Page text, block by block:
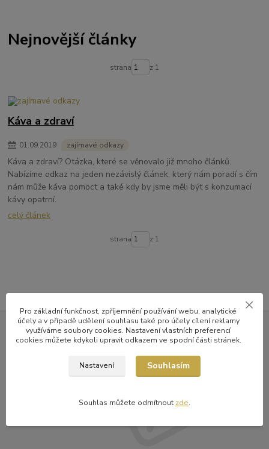
Nejnovější články
strana z 1
Káva a zdraví
01.09.2019 zajímavé odkazy
Káva a zdraví? Otázka, které se věnovalo již mnoho článků.
Nabízíme odkaz na jeden nezávislý článek, který nám poradí s čím
nám může káva pomoct a také kdy by jsme měli být s konzumací
kávy opatrní.
celý článek
strana z 1
Nepropásněte novinky v nabídce
a zajímavosti
Pro základní funkčnost, zpříjemnění používání webu, analytické
účely a v případě udělení souhlasu také pro účely cílení reklamy
využíváme soubory cookies. Nastavení vlastních preferencí
cookies můžete kdykoli upravit odkazem ve spodní části stránek.
Nastavení Souhlasím
Souhlas můžete odmítnout zde.